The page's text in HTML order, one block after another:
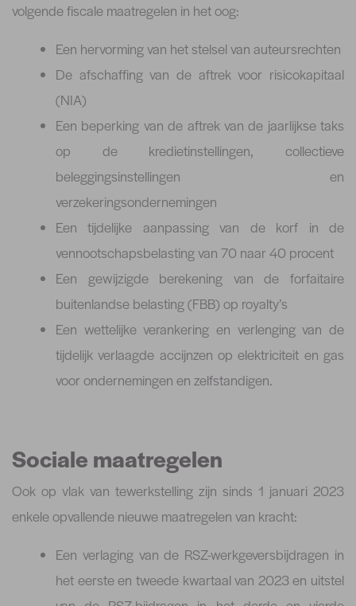
volgende fiscale maatregelen in het oog:
Een hervorming van het stelsel van auteursrechten
De afschaffing van de aftrek voor risicokapitaal
(NIA)
Een beperking van de aftrek van de jaarlijkse taks
op de kredietinstellingen, collectieve
beleggingsinstellingen en
verzekeringsondernemingen
Een tijdelijke aanpassing van de korf in de
vennootschapsbelasting van 70 naar 40 procent
Een gewijzigde berekening van de forfaitaire
buitenlandse belasting (FBB) op royalty’s
Een wettelijke verankering en verlenging van de
tijdelijk verlaagde accijnzen op elektriciteit en gas
voor ondernemingen en zelfstandigen.
Sociale maatregelen
Ook op vlak van tewerkstelling zijn sinds 1 januari 2023
enkele opvallende nieuwe maatregelen van kracht:
Een verlaging van de RSZ-werkgeversbijdragen in
het eerste en tweede kwartaal van 2023 en uitstel